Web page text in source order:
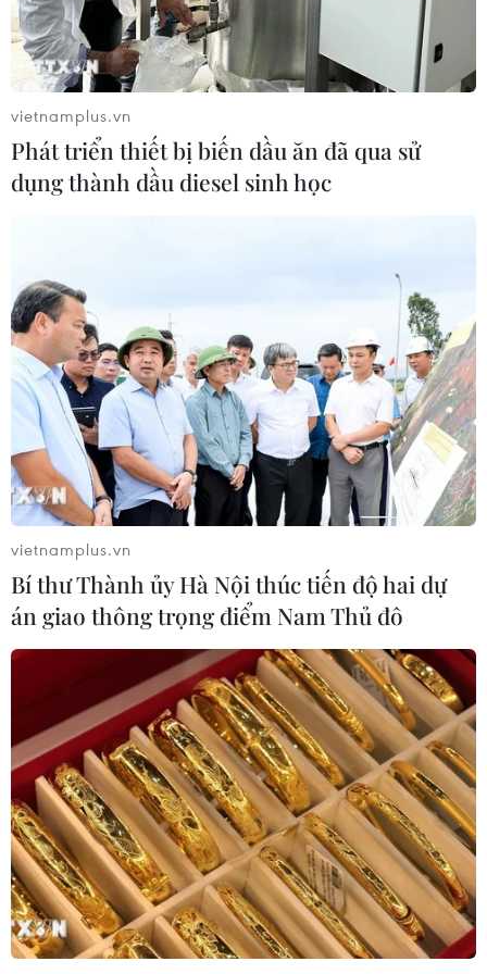
#NASA #Sao Hỏa #Mặt Trăng
Theo dõi VietnamPlus
TIN LIÊN QUAN
vietnamplus.vn
Phát triển thiết bị biến dầu ăn đã qua sử
dụng thành dầu diesel sinh học
vietnamplus.vn
Bí thư Thành ủy Hà Nội thúc tiến độ hai dự
án giao thông trọng điểm Nam Thủ đô